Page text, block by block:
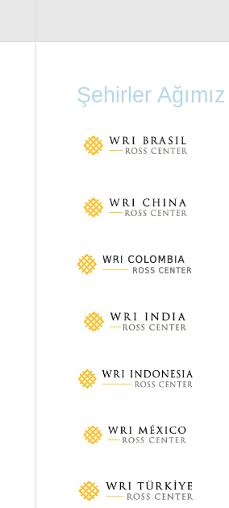
Şehirler Ağımız